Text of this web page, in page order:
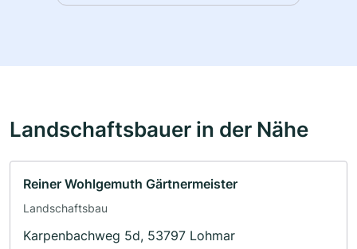
Landschaftsbauer in der Nähe
Reiner Wohlgemuth Gärtnermeister
Landschaftsbau
Karpenbachweg 5d, 53797 Lohmar